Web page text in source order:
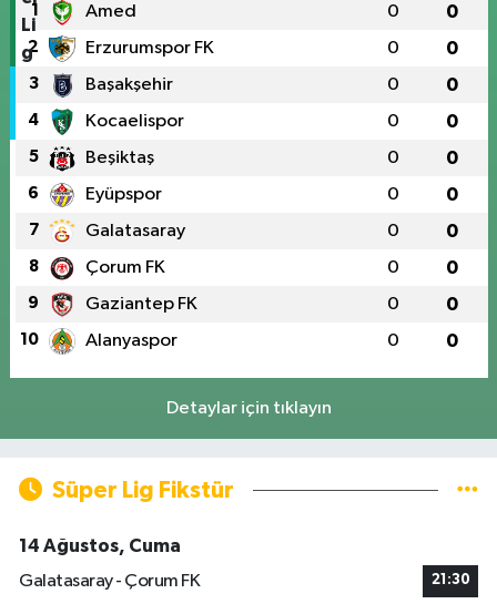
1 Amed 0 0
2 Erzurumspor FK 0 0
3 Başakşehir 0 0
4 Kocaelispor 0 0
5 Beşiktaş 0 0
6 Eyüpspor 0 0
7 Galatasaray 0 0
8 Çorum FK 0 0
9 Gaziantep FK 0 0
10 Alanyaspor 0 0
Detaylar için tıklayın
Süper Lig Fikstür
14 Ağustos, Cuma
Galatasaray - Çorum FK
21:30